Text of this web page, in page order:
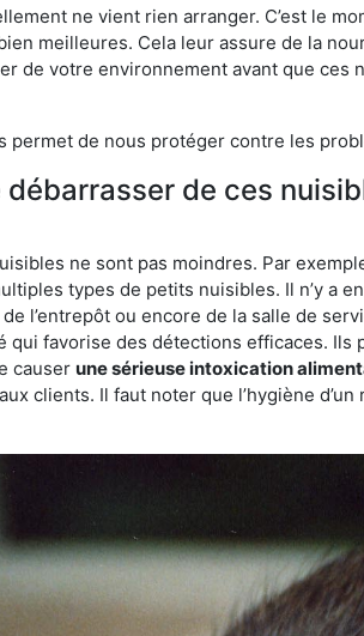
ne vient rien arranger. C’est le
meilleures. Cela leur assure de la
de votre environnement avant que
permet de nous protéger contre les
de ces
ne sont pas moindres. Par
types de petits nuisibles. Il n’y a
l’entrepôt ou encore de la salle de
favorise des détections efficaces.
causer une sérieuse intoxication
clients. Il faut noter que l’hygiène